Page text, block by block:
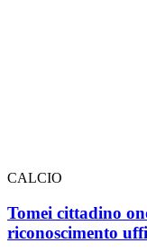
CALCIO
Tomei cittadino
riconoscimento